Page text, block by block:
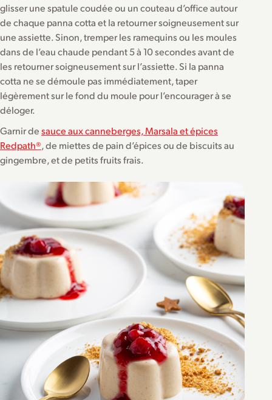
glisser une spatule coudée ou un couteau d’office autour
de chaque panna cotta et la retourner soigneusement sur
une assiette. Sinon, tremper les ramequins ou les moules
dans de l’eau chaude pendant 5 à 10 secondes avant de
les retourner soigneusement sur l’assiette. Si la panna
cotta ne se démoule pas immédiatement, taper
légèrement sur le fond du moule pour l’encourager à se
déloger.
Garnir desauce aux canneberges, Marsala et épices
Redpath®, de miettes de pain d’épices ou de biscuits au
gingembre, et de petits fruits frais.